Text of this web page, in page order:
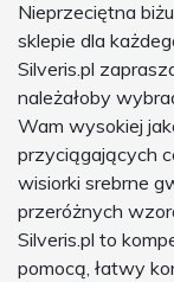
Nieprzeciętna
sklepie dla
Silveris.pl
należałoby
Wam wysokiej
przyciągających
wisiorki srebrne
przeróżnych
Silveris.pl to
pomocą, łatwy